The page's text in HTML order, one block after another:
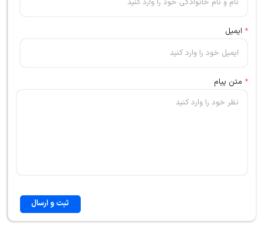
* ایمیل
* متن پیام
ثبت و ارسال